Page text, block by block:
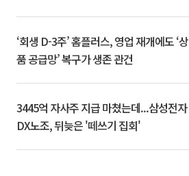
‘회생 D-3주’ 홈플러스, 영업 재개에도 ‘상
품 공급망’ 복구가 생존 관건
3445억 자사주 지급 마쳤는데...삼성전자
DX노조, 뒤늦은 '떼쓰기 집회'